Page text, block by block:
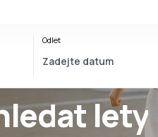
lety
Odlet